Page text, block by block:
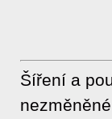
Šíření a